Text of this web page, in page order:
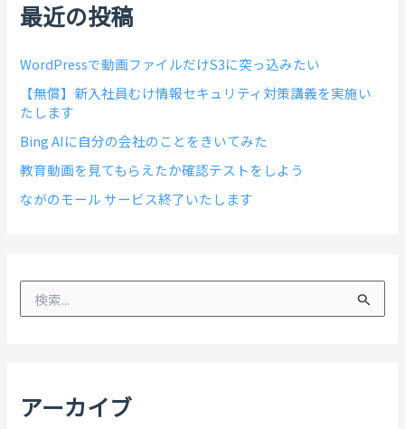
最近の投稿
WordPressで動画ファイルだけS3に突っ込みたい
【無償】新入社員むけ情報セキュリティ対策講義を実施い
たします
Bing AIに自分の会社のことをきいてみた
教育動画を見てもらえたか確認テストをしよう
ながのモール サービス終了いたします
アーカイブ